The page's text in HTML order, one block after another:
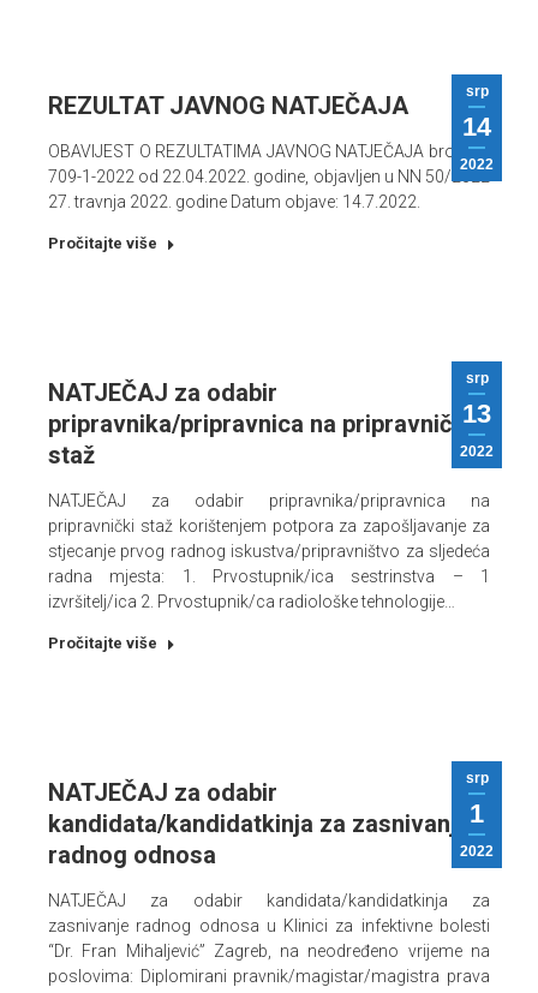
srp
14
2022
REZULTAT JAVNOG NATJEČAJA
OBAVIJEST O REZULTATIMA JAVNOG NATJEČAJA broj: 01-
709-1-2022 od 22.04.2022. godine, objavljen u NN 50/2022
27. travnja 2022. godine Datum objave: 14.7.2022.
Pročitajte više
srp
13
2022
NATJEČAJ za odabir
pripravnika/pripravnica na pripravnički
staž
NATJEČAJ za odabir pripravnika/pripravnica na
pripravnički staž korištenjem potpora za zapošljavanje za
stjecanje prvog radnog iskustva/pripravništvo za sljedeća
radna mjesta: 1. Prvostupnik/ica sestrinstva – 1
izvršitelj/ica 2. Prvostupnik/ca radiološke tehnologije…
Pročitajte više
srp
1
2022
NATJEČAJ za odabir
kandidata/kandidatkinja za zasnivanje
radnog odnosa
NATJEČAJ za odabir kandidata/kandidatkinja za
zasnivanje radnog odnosa u Klinici za infektivne bolesti
“Dr. Fran Mihaljević” Zagreb, na neodređeno vrijeme na
poslovima: Diplomirani pravnik/magistar/magistra prava